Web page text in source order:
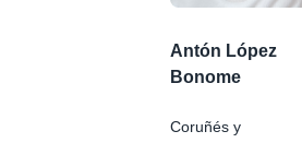
Antón López
Bonome
Coruñés y